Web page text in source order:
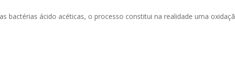
bactérias ácido acéticas, o processo constitui na realidade uma